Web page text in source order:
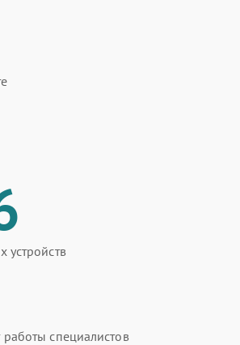
устройств
специалистов